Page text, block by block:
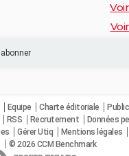
Equipe Charte éditoriale
RSS Recrutement
Données
Gérer Utiq Mentions légales
© 2026 CCM Benchmark